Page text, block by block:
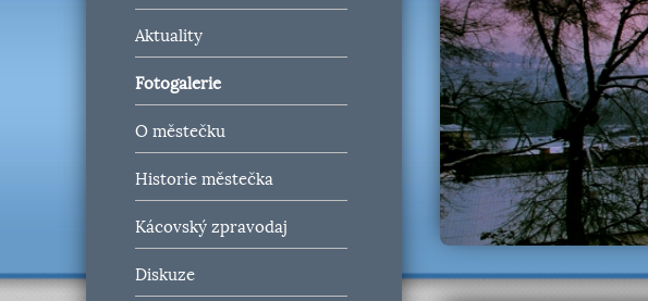
Aktuality
Fotogalerie
O městečku
Historie městečka
Kácovský zpravodaj
Diskuze